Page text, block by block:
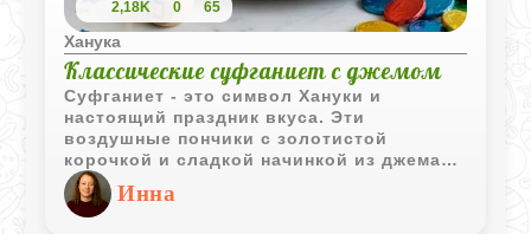
2,18K 0 65
Ханука
Классические суфганиет с джемом
Суфганиет - это символ Хануки и
настоящий праздник вкуса. Эти
воздушные пончики с золотистой
корочкой и сладкой начинкой из джема
готовят в Израиле и во всём мире, чтобы
отметить светлый праздник. Сегодня
поделюсь рецептом классических
Инна